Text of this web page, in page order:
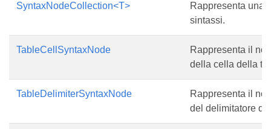
SyntaxNodeCollection<T>
Rappresenta una
sintassi.
TableCellSyntaxNode
Rappresenta il
della cella della
TableDelimiterSyntaxNode
Rappresenta il
del delimitatore di